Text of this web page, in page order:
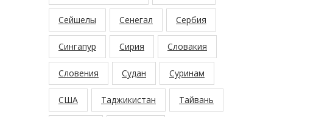
Сейшелы Сенегал Сербия
Сингапур Сирия Словакия
Словения Судан Суринам
США Таджикистан Тайвань